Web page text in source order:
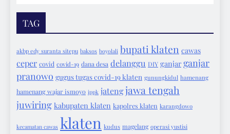
TAG
akbp edy suranta sitepu baksos boyolali bupati klaten cawas
ceper covid covid-19 dana desa delanggu DIY ganjar ganjar
pranowo gugus tugas covid-19 klaten gunungkidul hamenang
hamenang wajar ismoyo ippk jatengjawa tengah
juwiring kabupaten klaten kapolres klaten karangdowo
kecamatan cawas klaten kudus magelang operasi yustisi